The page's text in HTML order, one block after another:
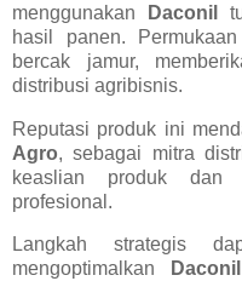
menggunakan
Daconil
hasil panen.
bercak jamur,
distribusi agribisnis.
Reputasi produk ini
Agro, sebagai mitra
keaslian produk dan
profesional.
Langkah strategis
mengoptimalkan
Daconil